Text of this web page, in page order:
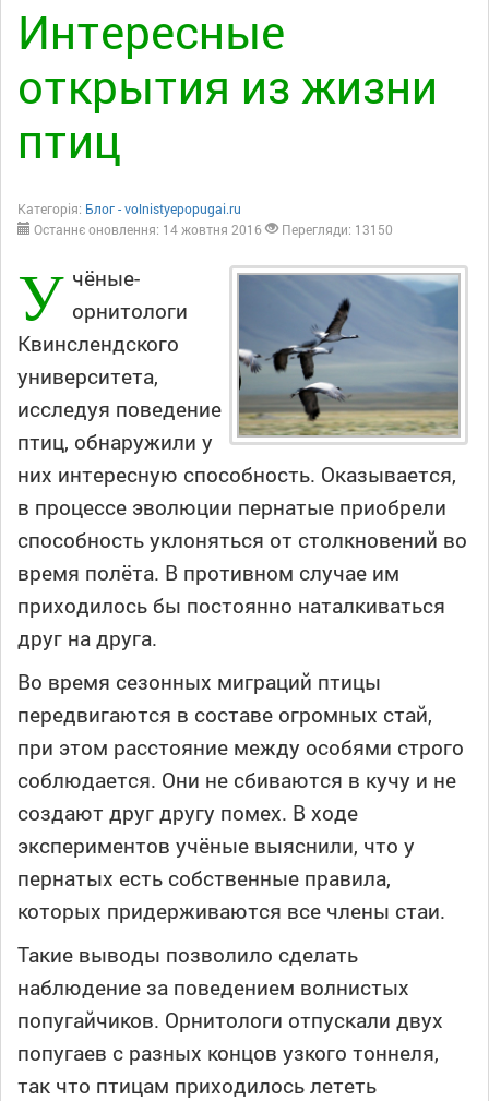
Интересные
открытия из жизни
птиц
Категорія: Блог - volnistyepopugai.ru
Останнє оновлення: 14 жовтня 2016
Перегляди: 13150
У чёные-
орнитологи
Квинслендского
университета,
исследуя поведение
птиц, обнаружили у
них интересную способность. Оказывается,
в процессе эволюции пернатые приобрели
способность уклоняться от столкновений во
время полёта. В противном случае им
приходилось бы постоянно наталкиваться
друг на друга.
Во время сезонных миграций птицы
передвигаются в составе огромных стай,
при этом расстояние между особями строго
соблюдается. Они не сбиваются в кучу и не
создают друг другу помех. В ходе
экспериментов учёные выяснили, что у
пернатых есть собственные правила,
которых придерживаются все члены стаи.
Такие выводы позволило сделать
наблюдение за поведением волнистых
попугайчиков. Орнитологи отпускали двух
попугаев с разных концов узкого тоннеля,
так что птицам приходилось лететь